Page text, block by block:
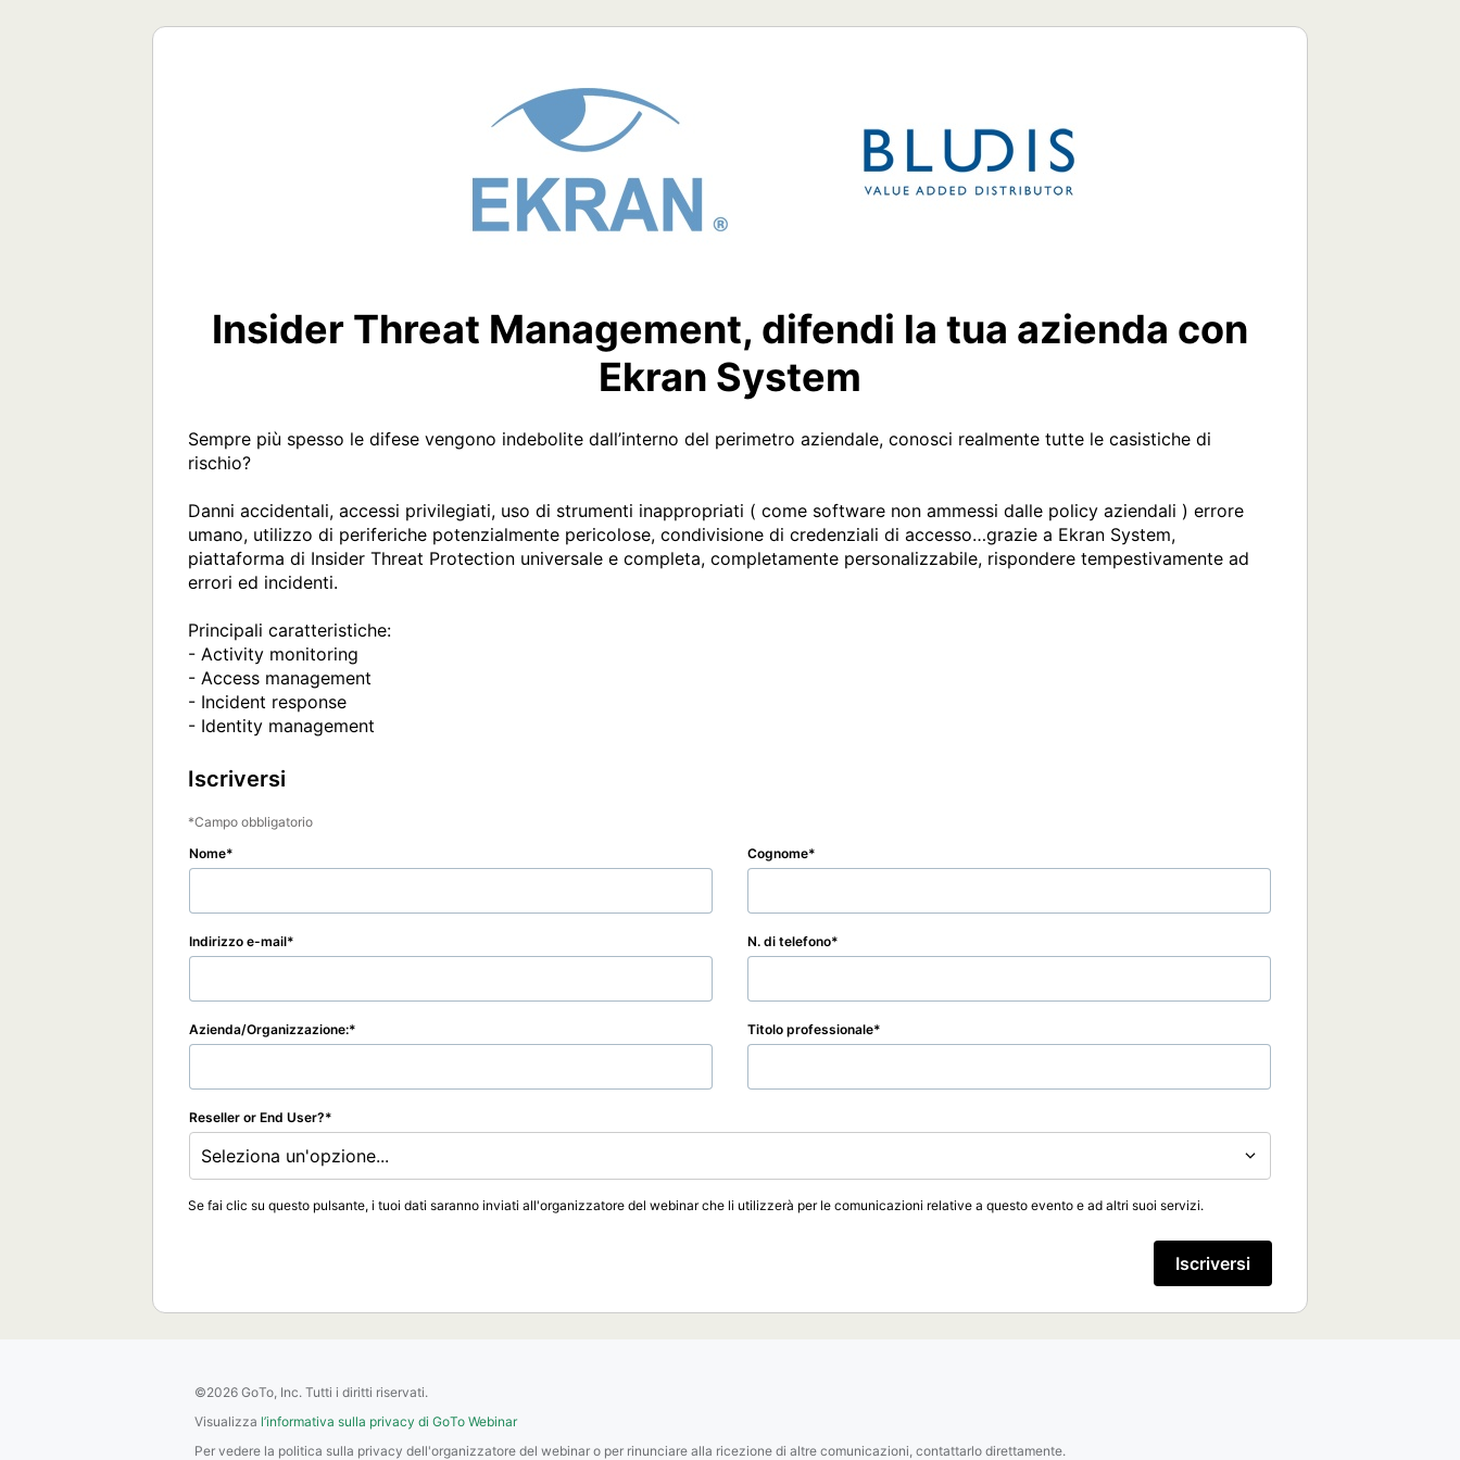
Insider Threat Management, difendi la tua azienda con
Ekran System
Sempre più spesso le difese vengono indebolite dall’interno del perimetro aziendale, conosci realmente tutte le casistiche di
rischio?
Danni accidentali, accessi privilegiati, uso di strumenti inappropriati ( come software non ammessi dalle policy aziendali ) errore
umano, utilizzo di periferiche potenzialmente pericolose, condivisione di credenziali di accesso…grazie a Ekran System,
piattaforma di Insider Threat Protection universale e completa, completamente personalizzabile, rispondere tempestivamente ad
errori ed incidenti.
Principali caratteristiche:
- Activity monitoring
- Access management
- Incident response
- Identity management
Iscriversi
Campo obbligatorio
Nome
Cognome
Indirizzo e-mail N. di telefono
Azienda/Organizzazione: Titolo professionale
Reseller or End User?
Seleziona un'opzione...
Se fai clic su questo pulsante, i tuoi dati saranno inviati all'organizzatore del webinar che li utilizzerà per le comunicazioni relative a questo evento e ad altri suoi servizi.
Iscriversi
©2026 GoTo, Inc. Tutti i diritti riservati.
Visualizza l’informativa sulla privacy di GoTo Webinar
Per vedere la politica sulla privacy dell'organizzatore del webinar o per rinunciare alla ricezione di altre comunicazioni, contattarlo direttamente.